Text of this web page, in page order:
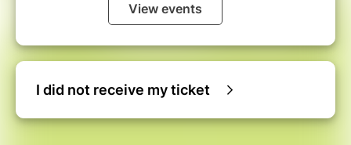
View events
I did not receive my ticket